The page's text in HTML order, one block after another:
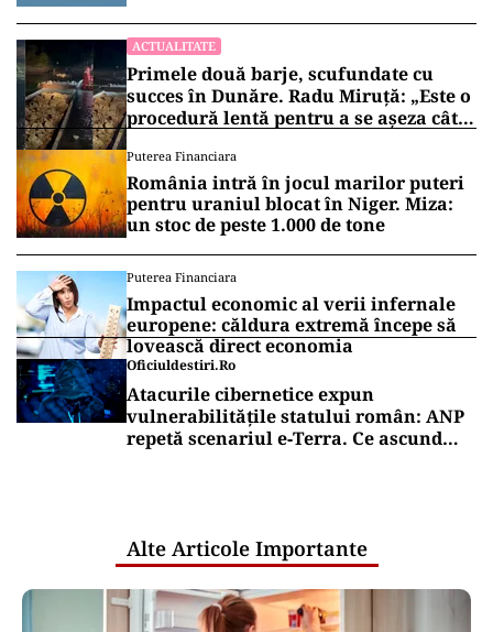
ACTUALITATE
Primele două barje, scufundate cu
succes în Dunăre. Radu Miruță: „Este o
procedură lentă pentru a se așeza cât
Puterea Financiara
România intră în jocul marilor puteri
pentru uraniul blocat în Niger. Miza:
un stoc de peste 1.000 de tone
Puterea Financiara
Impactul economic al verii infernale
europene: căldura extremă începe să
lovească direct economia
Oficiuldestiri.ro
Atacurile cibernetice expun
vulnerabilitățile statului român: ANP
repetă scenariul e‑Terra. Ce ascund
Alte Articole Importante